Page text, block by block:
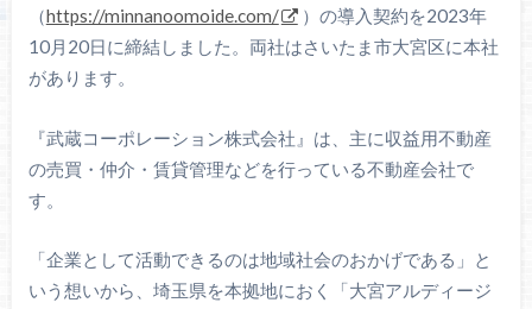
（https://minnanoomoide.com/
）の導入契約を2023年
10月20日に締結しました。両社はさいたま市大宮区に本社
があります。
『武蔵コーポレーション株式会社』は、主に収益用不動産
の売買・仲介・賃貸管理などを行っている不動産会社で
す。
「企業として活動できるのは地域社会のおかげである」と
いう想いから、埼玉県を本拠地におく「大宮アルディージ